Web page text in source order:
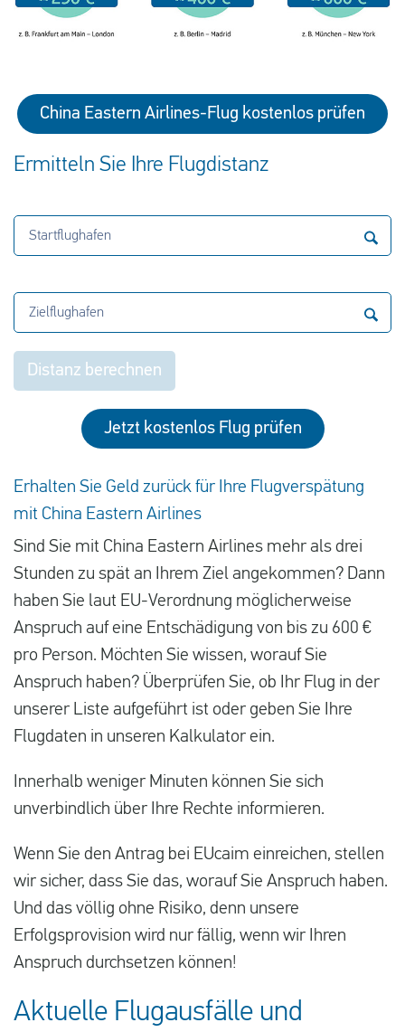
China Eastern Airlines-Flug kostenlos prüfen
Ermitteln Sie Ihre Flugdistanz
Startflughafen
Zielflughafen
Distanz berechnen
Jetzt kostenlos Flug prüfen
Erhalten Sie Geld zurück für Ihre Flugverspätung
mit China Eastern Airlines
Sind Sie mit China Eastern Airlines mehr als drei
Stunden zu spät an Ihrem Ziel angekommen? Dann
haben Sie laut EU-Verordnung möglicherweise
Anspruch auf eine Entschädigung von bis zu 600 €
pro Person. Möchten Sie wissen, worauf Sie
Anspruch haben? Überprüfen Sie, ob Ihr Flug in der
unserer Liste aufgeführt ist oder geben Sie Ihre
Flugdaten in unseren Kalkulator ein.
Innerhalb weniger Minuten können Sie sich
unverbindlich über Ihre Rechte informieren.
Wenn Sie den Antrag bei EUcaim einreichen, stellen
wir sicher, dass Sie das, worauf Sie Anspruch haben.
Und das völlig ohne Risiko, denn unsere
Erfolgsprovision wird nur fällig, wenn wir Ihren
Anspruch durchsetzen können!
Aktuelle Flugausfälle und